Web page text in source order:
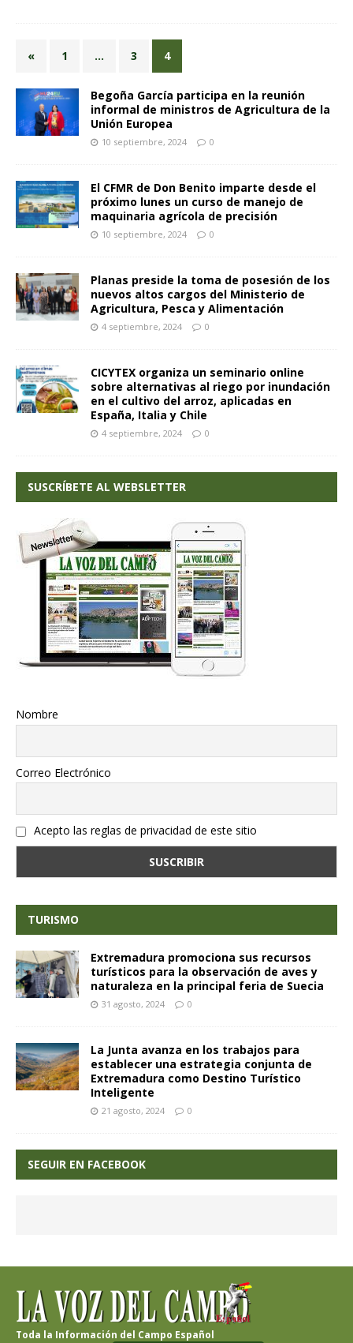
« 1 … 3 4
Begoña García participa en la reunión
informal de ministros de Agricultura de la
Unión Europea
10 septiembre, 2024 0
El CFMR de Don Benito imparte desde el
próximo lunes un curso de manejo de
maquinaria agrícola de precisión
10 septiembre, 2024 0
Planas preside la toma de posesión de los
nuevos altos cargos del Ministerio de
Agricultura, Pesca y Alimentación
4 septiembre, 2024 0
CICYTEX organiza un seminario online
sobre alternativas al riego por inundación
en el cultivo del arroz, aplicadas en
España, Italia y Chile
4 septiembre, 2024 0
SUSCRÍBETE AL WEBSLETTER
Nombre
Correo Electrónico
Acepto las reglas de privacidad de este sitio
TURISMO
Extremadura promociona sus recursos
turísticos para la observación de aves y
naturaleza en la principal feria de Suecia
31 agosto, 2024 0
La Junta avanza en los trabajos para
establecer una estrategia conjunta de
Extremadura como Destino Turístico
Inteligente
21 agosto, 2024 0
SEGUIR EN FACEBOOK
Toda la Información del Campo Español